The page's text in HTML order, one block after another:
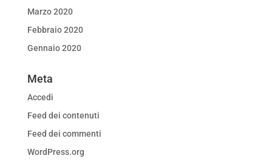
Marzo 2020
Febbraio 2020
Gennaio 2020
Meta
Accedi
Feed dei contenuti
Feed dei commenti
WordPress.org